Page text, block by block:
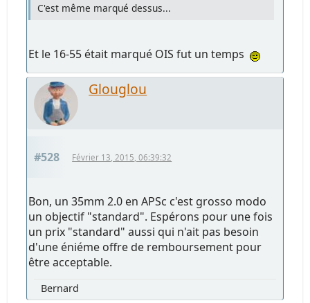
C'est même marqué dessus...
Et le 16-55 était marqué OIS fut un temps
Glouglou
#528 Février 13, 2015, 06:39:32
Bon, un 35mm 2.0 en APSc c'est grosso modo
un objectif "standard". Espérons pour une fois
un prix "standard" aussi qui n'ait pas besoin
d'une éniéme offre de remboursement pour
être acceptable.
Bernard